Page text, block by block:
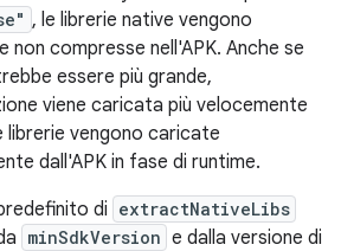
, le librerie native vengono
non compresse nell'APK. Anche se
essere più grande,
viene caricata più velocemente
librerie vengono caricate
dall'APK in fase di runtime.
di extractNativeLibs
minSdkVersion e dalla versione di